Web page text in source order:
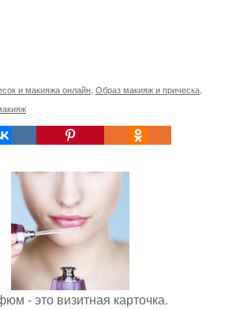
и макияжа онлайн, Образ макияж и прическа,
- это визитная карточка.